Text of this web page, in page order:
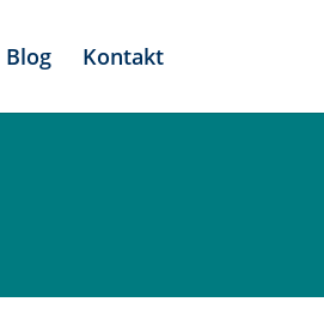
Blog Kontakt